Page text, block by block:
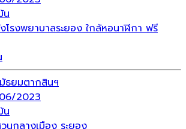
น
รงพยาบาลระยอง ใกล้หอนาฬิกา ฟรี
ธยมตากสินฯ
2023
น
นกลางเมือง ระยอง